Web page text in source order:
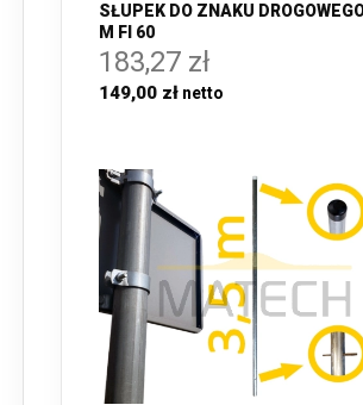
SŁUPEK DO ZNAKU
M FI 60
183,27 zł
149,00 zł